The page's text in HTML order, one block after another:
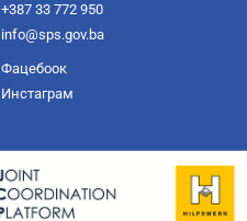
+387 33 772 950
info@sps.gov.ba
Фацебоок
Инстаграм